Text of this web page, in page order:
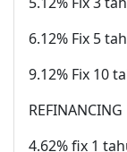
6.12% Fix 5
9.12% Fix 10
REFINANCING
4.62% fix 1